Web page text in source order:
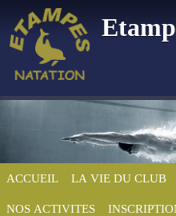
ACCUEIL LA VIE DU CLUB
NOS ACTIVITES
Panneau de gestion des cookies